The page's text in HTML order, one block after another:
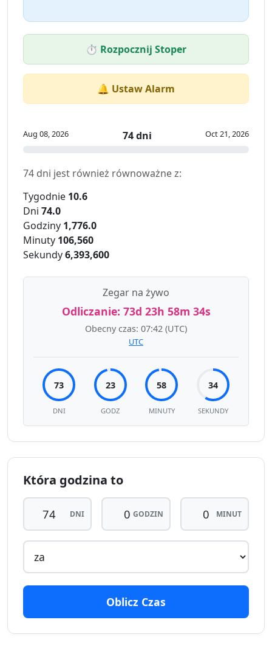
⏱️ Rozpocznij Stoper
🔔 Ustaw Alarm
Aug 08, 2026 74 dni Oct 21, 2026
74 dni jest również równoważne z:
Tygodnie 10.6
Dni 74.0
Godziny 1,776.0
Minuty 106,560
Sekundy6,393,600
Zegar na żywo
Odliczanie: 73d 23h 58m 34s
Obecny czas: 07:42 (UTC)
UTC
73
DNI
23
GODZ
58
MINUTY
34
SEKUNDY
Która godzina to
DNI GODZIN MINUT
Oblicz Czas